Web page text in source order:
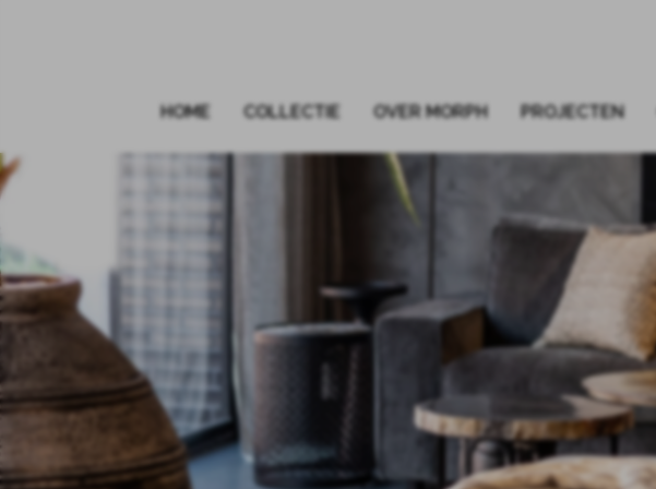
HOME COLLECTIE OVER MORPH PROJECTEN